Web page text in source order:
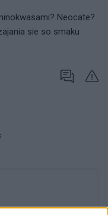
Neocate?
sie so smaku